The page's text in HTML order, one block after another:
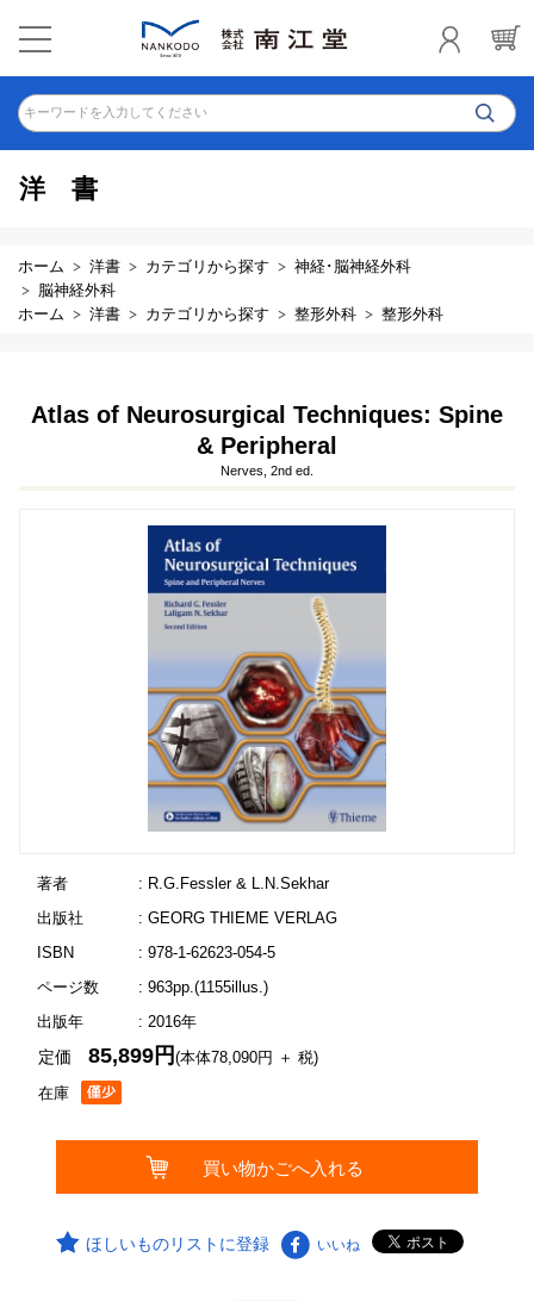
キーワードを入力してください
洋書
ホーム 洋書 カテゴリから探す
神経･脳神経外科
脳神経外科
ホーム
洋書 カテゴリから探す 整形外科 整形外科
Atlas of Neurosurgical Techniques: Spine
& Peripheral
Nerves, 2nd ed.
著者
: R.G.Fessler & L.N.Sekhar
出版社
: GEORG THIEME VERLAG
ISBN
: 978-1-62623-054-5
ページ数
: 963pp.(1155illus.)
出版年
: 2016年
在庫
定価85,899円(本体78,090円 ＋ 税)
ほしいものリストに登録 いいね